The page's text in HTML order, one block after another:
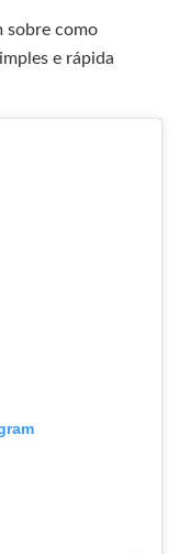
sobre como
e rápida